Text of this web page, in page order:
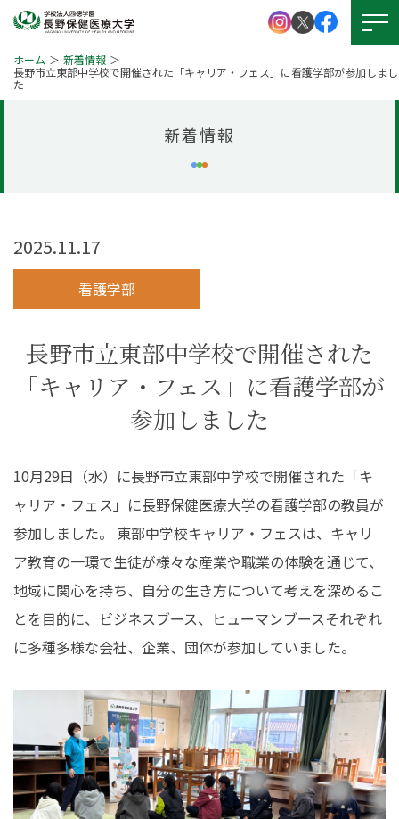
大学紹介
就職・資格
図書館
受験生サイト
学びの特徴
在学生の皆さんへ 卒業生の皆さんへ
保護者の皆さまへ 病院・施設の方へ
附属施設・関連施設 個人情報保護方針
ホーム
新着情報
長野市立東部中学校で開催された「キャリア・フェス」に看護学部が参加しまし
た
新着情報
2025.11.17
看護学部
長野市立東部中学校で開催された
「キャリア・フェス」に看護学部が
参加しました
10月29日（水）に長野市立東部中学校で開催された「キ
ャリア・フェス」に長野保健医療大学の看護学部の教員が
参加しました。 東部中学校キャリア・フェスは、キャリ
ア教育の一環で生徒が様々な産業や職業の体験を通じて、
地域に関心を持ち、自分の生き方について考えを深めるこ
とを目的に、ビジネスブース、ヒューマンブースそれぞれ
に多種多様な会社、企業、団体が参加していました。